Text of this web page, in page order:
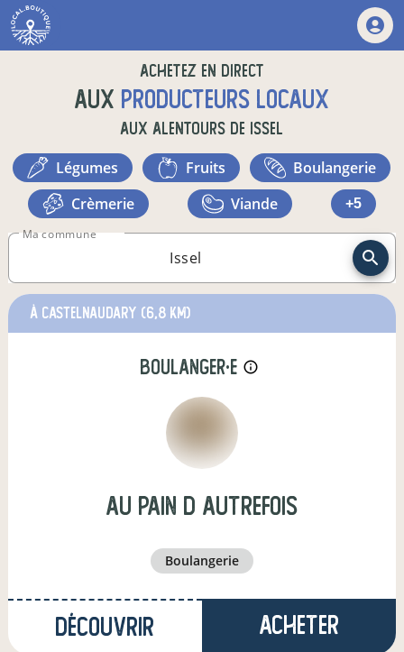
Achetez en direct
auxproducteurs locaux
aux alentours de Issel
légumes fruits
boulangerie
crèmerie
viande +5
Ma commune
à Castelnaudary (6,8 km)
boulanger·e info_outline
Au pain d autrefois
boulangerie
Découvrir Acheter